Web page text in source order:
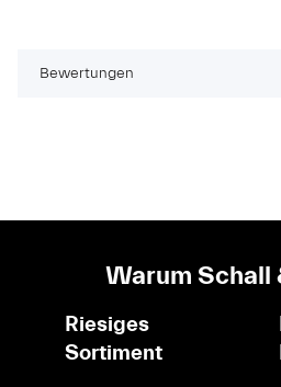
Bewertungen
Warum Schall
Riesiges
Sortiment